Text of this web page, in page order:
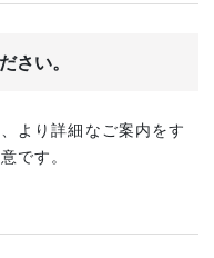
さい。
より詳細なご案内をす
です。